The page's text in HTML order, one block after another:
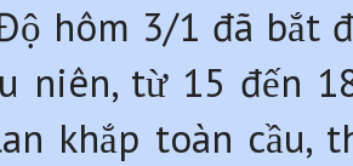
hôm 3/1 đã bắt
niên, từ 15 đến
khắp toàn cầu,